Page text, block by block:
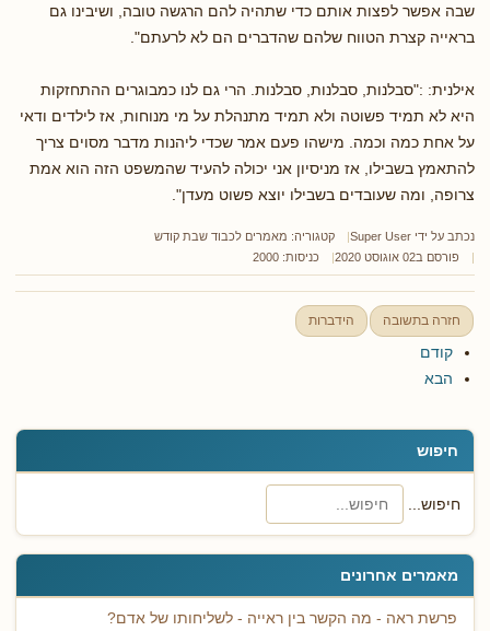
חיפוש
חיפוש...
מאמרים אחרונים
פרשת ראה - מה הקשר בין ראייה - לשליחותו של אדם?
שבה אפשר לפצות אותם כדי שתהיה להם הרגשה טובה, ושיבינו גם
בראייה קצרת הטווח שלהם שהדברים הם לא לרעתם".
אילנית: :"סבלנות, סבלנות, סבלנות. הרי גם לנו כמבוגרים ההתחזקות
היא לא תמיד פשוטה ולא תמיד מתנהלת על מי מנוחות, אז לילדים ודאי
על אחת כמה וכמה. מישהו פעם אמר שכדי ליהנות מדבר מסוים צריך
להתאמץ בשבילו, אז מניסיון אני יכולה להעיד שהמשפט הזה הוא אמת
צרופה, ומה שעובדים בשבילו יוצא פשוט מעדן".
נכתב על ידי Super User קטגוריה: מאמרים לכבוד שבת קודש
פורסם ב02 אוגוסט 2020
כניסות: 2000
חזרה בתשובה הידברות
קודם
הבא